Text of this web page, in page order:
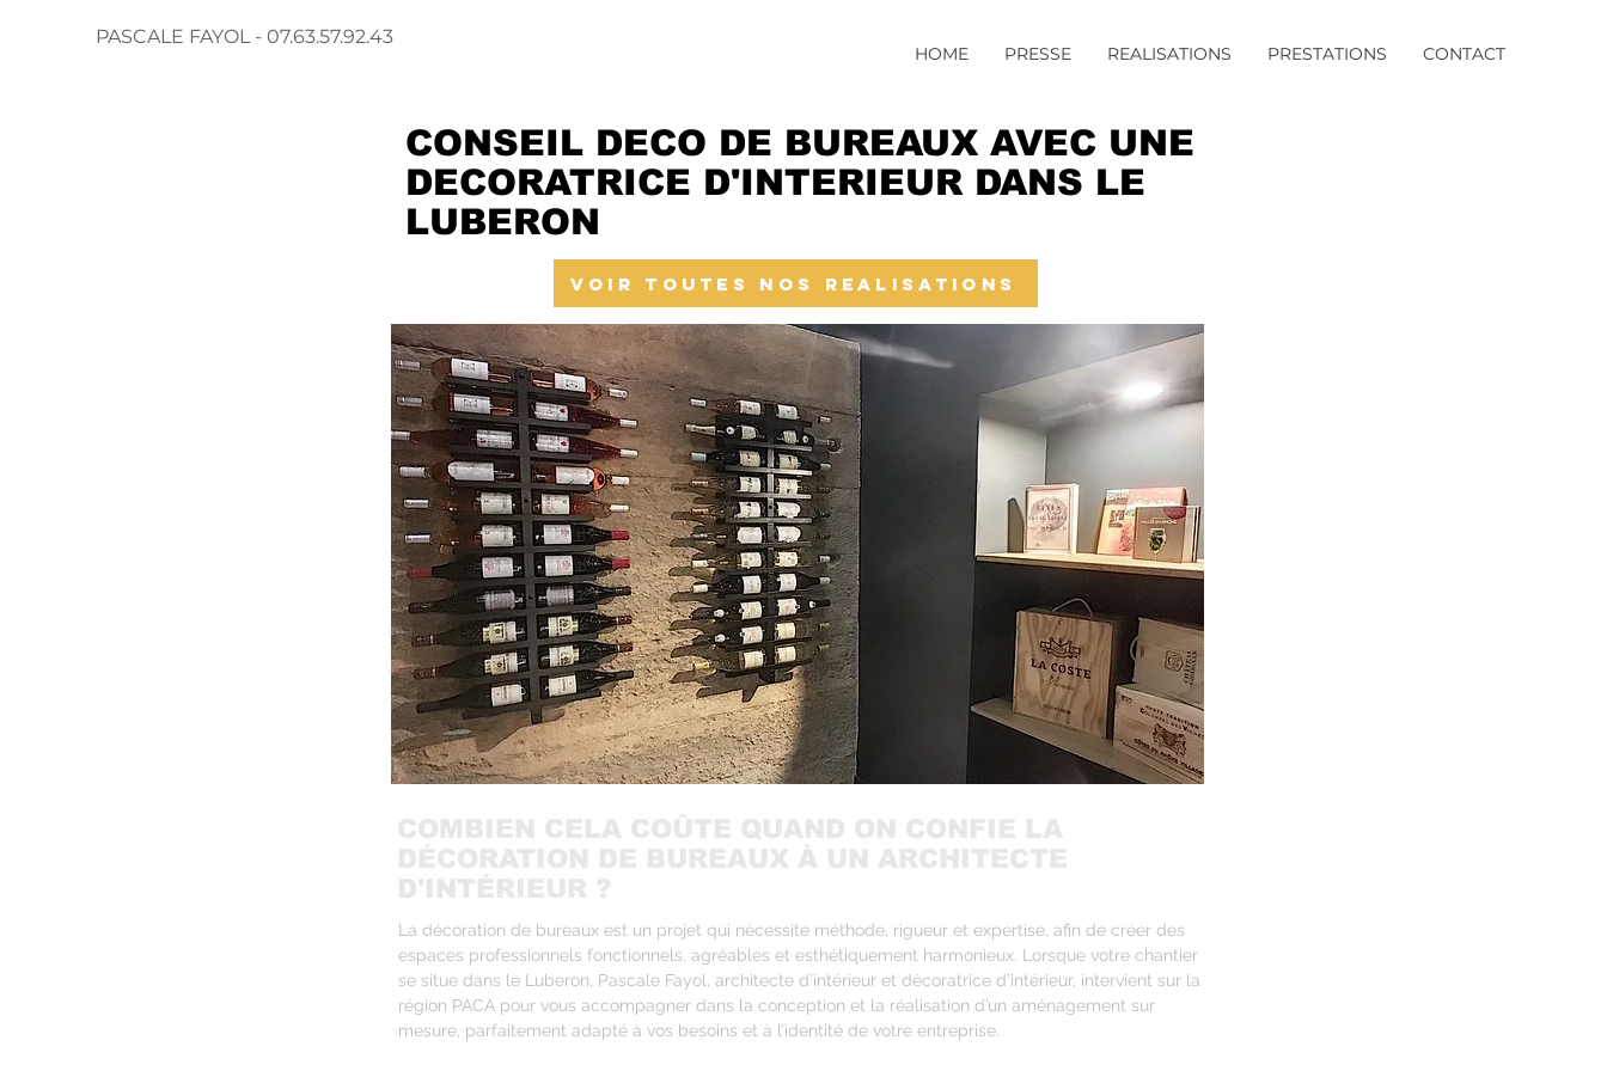
PASCALE FAYOL - 07.63.57.92.43
HOME PRESSE REALISATIONS PRESTATIONS CONTACT
CONSEIL DECO DE BUREAUX AVEC UNE
DECORATRICE D'INTERIEUR DANS LE
LUBERON
VOIR TOUTES NOS REALISATIONS
COMBIEN CELA COÛTE QUAND ON CONFIE LA
DÉCORATION DE BUREAUX À UN ARCHITECTE
D'INTÉRIEUR ?
La décoration de bureaux est un projet qui nécessite méthode, rigueur et expertise, afin de créer des
espaces professionnels fonctionnels, agréables et esthétiquement harmonieux. Lorsque votre chantier
se situe dans le Luberon, Pascale Fayol, architecte d’intérieur et décoratrice d’intérieur, intervient sur la
région PACA pour vous accompagner dans la conception et la réalisation d’un aménagement sur
mesure, parfaitement adapté à vos besoins et à l’identité de votre entreprise.